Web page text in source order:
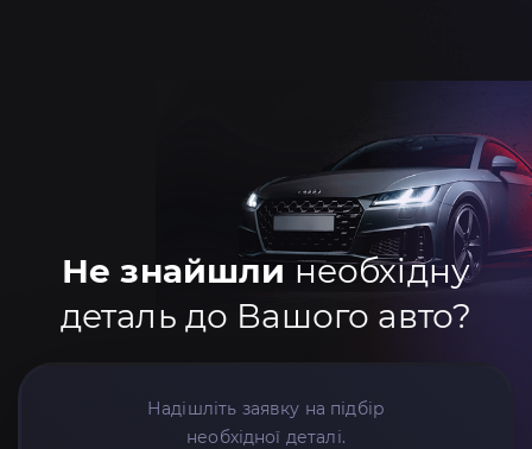
Не знайшли необхідну
деталь до Вашого авто?
Надішліть заявку на підбір
необхідної деталі.